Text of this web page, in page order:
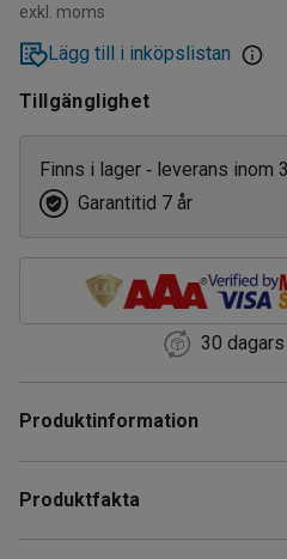
exkl. moms
Lägg till i inköpslistan
Tillgänglighet
Finns i lager ‑ leverans inom 3
Garantitid 7 år
30
Produktinformation
enklare och mer hygieniskt att
Produktfakta